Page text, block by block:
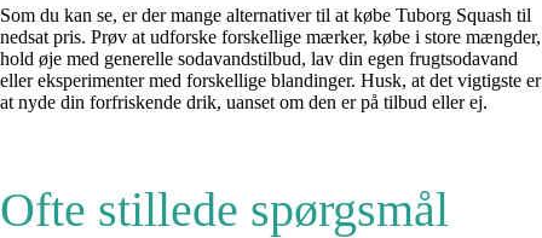
Som du kan se, er der mange alternativer til at købe Tuborg Squash til
nedsat pris. Prøv at udforske forskellige mærker, købe i store mængder,
hold øje med generelle sodavandstilbud, lav din egen frugtsodavand
eller eksperimenter med forskellige blandinger. Husk, at det vigtigste er
at nyde din forfriskende drik, uanset om den er på tilbud eller ej.
Ofte stillede spørgsmål